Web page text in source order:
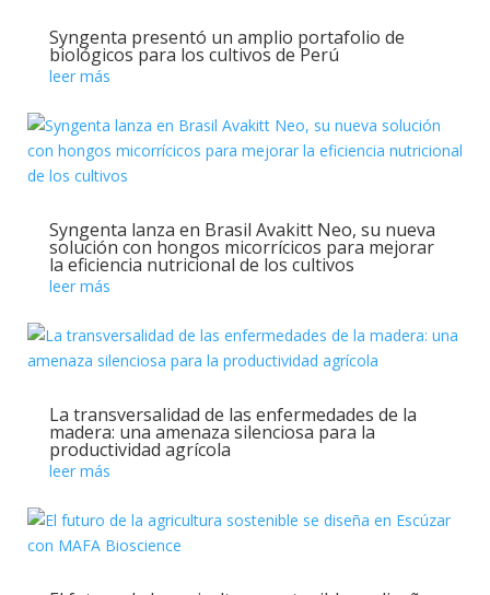
Syngenta presentó un amplio portafolio de
biológicos para los cultivos de Perú
leer más
Syngenta lanza en Brasil Avakitt Neo, su nueva
solución con hongos micorrícicos para mejorar
la eficiencia nutricional de los cultivos
leer más
La transversalidad de las enfermedades de la
madera: una amenaza silenciosa para la
productividad agrícola
leer más